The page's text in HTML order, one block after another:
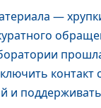
—
контакт
и